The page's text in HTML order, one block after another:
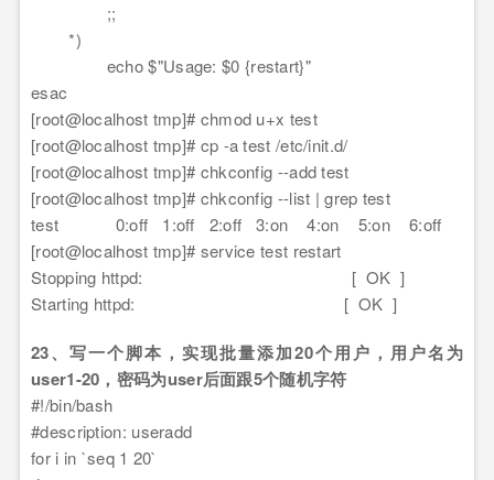
;;
*)
echo $"Usage: $0 {restart}"
esac
[root@localhost tmp]# chmod u+x test
[root@localhost tmp]# cp -a test /etc/init.d/
[root@localhost tmp]# chkconfig --add test
[root@localhost tmp]# chkconfig --list | grep test
test 0:off 1:off 2:off 3:on 4:on 5:on 6:off
[root@localhost tmp]# service test restart
Stopping httpd: [ OK ]
Starting httpd: [ OK ]
23、写一个脚本，实现批量添加20个用户，用户名为
user1-20，密码为user后面跟5个随机字符
#!/bin/bash
#description: useradd
for i in `seq 1 20`